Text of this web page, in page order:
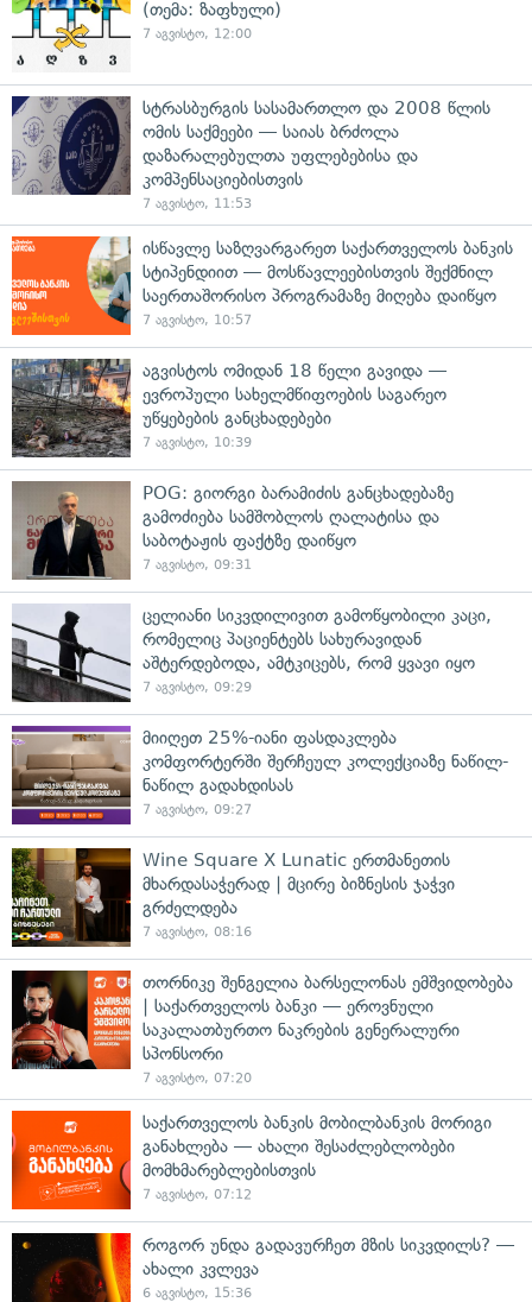
(თემა: ზაფხული)
7 აგვისტო, 12:00
სტრასბურგის სასამართლო და 2008 წლის
ომის საქმეები — საიას ბრძოლა
დაზარალებულთა უფლებებისა და
კომპენსაციებისთვის
7 აგვისტო, 11:53
ისწავლე საზღვარგარეთ საქართველოს ბანკის
სტიპენდიით — მოსწავლეებისთვის შექმნილ
საერთაშორისო პროგრამაზე მიღება დაიწყო
7 აგვისტო, 10:57
აგვისტოს ომიდან 18 წელი გავიდა —
ევროპული სახელმწიფოების საგარეო
უწყებების განცხადებები
7 აგვისტო, 10:39
POG: გიორგი ბარამიძის განცხადებაზე
გამოძიება სამშობლოს ღალატისა და
საბოტაჟის ფაქტზე დაიწყო
7 აგვისტო, 09:31
ცელიანი სიკვდილივით გამოწყობილი კაცი,
რომელიც პაციენტებს სახურავიდან
აშტერდებოდა, ამტკიცებს, რომ ყვავი იყო
7 აგვისტო, 09:29
მიიღეთ 25%-იანი ფასდაკლება
კომფორტერში შერჩეულ კოლექციაზე ნაწილ-
ნაწილ გადახდისას
7 აგვისტო, 09:27
Wine Square X Lunatic ერთმანეთის
მხარდასაჭერად | მცირე ბიზნესის ჯაჭვი
გრძელდება
7 აგვისტო, 08:16
თორნიკე შენგელია ბარსელონას ემშვიდობება
| საქართველოს ბანკი — ეროვნული
საკალათბურთო ნაკრების გენერალური
სპონსორი
7 აგვისტო, 07:20
საქართველოს ბანკის მობილბანკის მორიგი
განახლება — ახალი შესაძლებლობები
მომხმარებლებისთვის
7 აგვისტო, 07:12
როგორ უნდა გადავურჩეთ მზის სიკვდილს? —
ახალი კვლევა
6 აგვისტო, 15:36